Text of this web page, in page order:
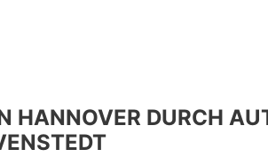
HANNOVER DURCH